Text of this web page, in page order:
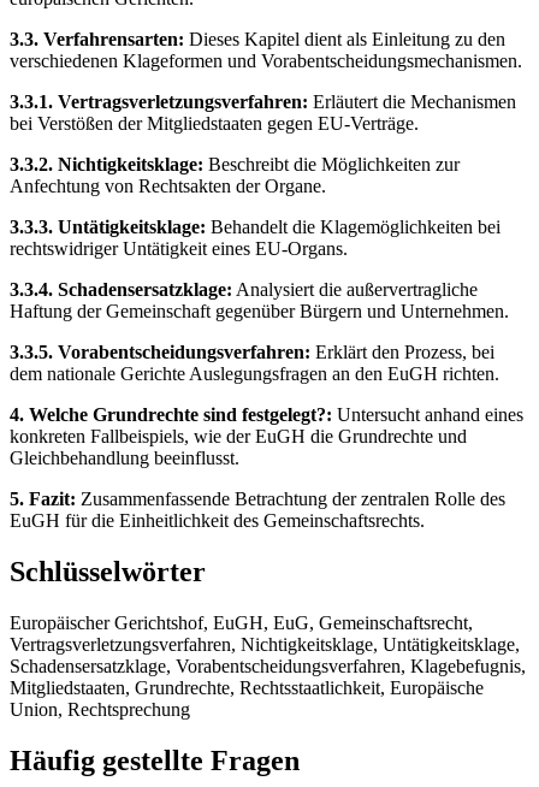
3.3. Verfahrensarten: Dieses Kapitel dient als Einleitung zu den
verschiedenen Klageformen und Vorabentscheidungsmechanismen.
3.3.1. Vertragsverletzungsverfahren: Erläutert die Mechanismen
bei Verstößen der Mitgliedstaaten gegen EU-Verträge.
3.3.2. Nichtigkeitsklage: Beschreibt die Möglichkeiten zur
Anfechtung von Rechtsakten der Organe.
3.3.3. Untätigkeitsklage: Behandelt die Klagemöglichkeiten bei
rechtswidriger Untätigkeit eines EU-Organs.
3.3.4. Schadensersatzklage: Analysiert die außervertragliche
Haftung der Gemeinschaft gegenüber Bürgern und Unternehmen.
3.3.5. Vorabentscheidungsverfahren: Erklärt den Prozess, bei
dem nationale Gerichte Auslegungsfragen an den EuGH richten.
4. Welche Grundrechte sind festgelegt?: Untersucht anhand eines
konkreten Fallbeispiels, wie der EuGH die Grundrechte und
Gleichbehandlung beeinflusst.
5. Fazit: Zusammenfassende Betrachtung der zentralen Rolle des
EuGH für die Einheitlichkeit des Gemeinschaftsrechts.
Schlüsselwörter
Europäischer Gerichtshof, EuGH, EuG, Gemeinschaftsrecht,
Vertragsverletzungsverfahren, Nichtigkeitsklage, Untätigkeitsklage,
Schadensersatzklage, Vorabentscheidungsverfahren, Klagebefugnis,
Mitgliedstaaten, Grundrechte, Rechtsstaatlichkeit, Europäische
Union, Rechtsprechung
Häufig gestellte Fragen